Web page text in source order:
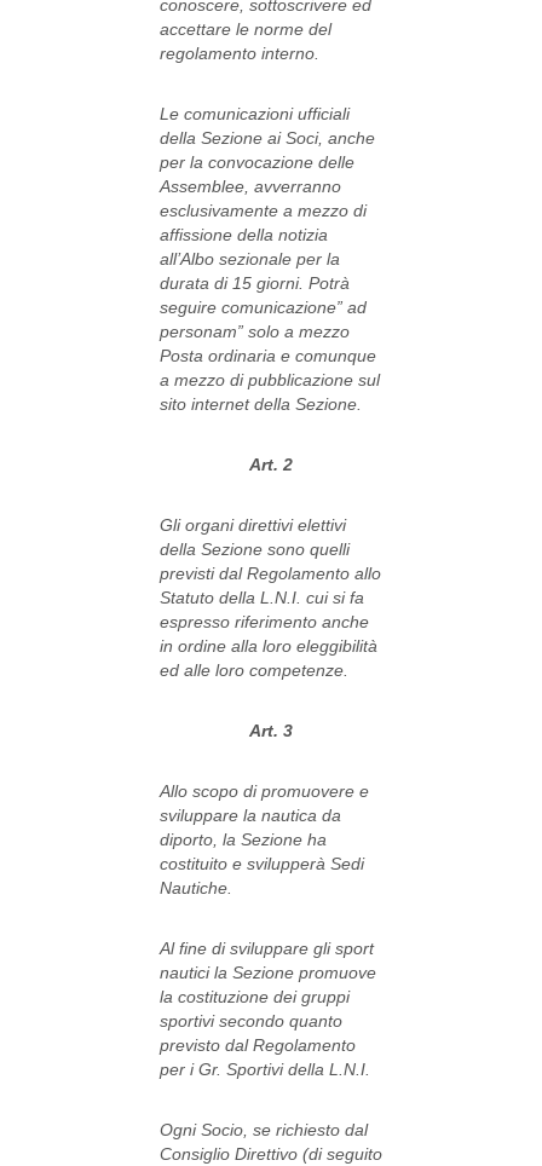
conoscere, sottoscrivere ed
accettare le norme del
regolamento interno.
Le comunicazioni ufficiali
della Sezione ai Soci, anche
per la convocazione delle
Assemblee, avverranno
esclusivamente a mezzo di
affissione della notizia
all’Albo sezionale per la
durata di 15 giorni. Potrà
seguire comunicazione” ad
personam” solo a mezzo
Posta ordinaria e comunque
a mezzo di pubblicazione sul
sito internet della Sezione.
Art. 2
Gli organi direttivi elettivi
della Sezione sono quelli
previsti dal Regolamento allo
Statuto della L.N.I. cui si fa
espresso riferimento anche
in ordine alla loro eleggibilità
ed alle loro competenze.
Art. 3
Allo scopo di promuovere e
sviluppare la nautica da
diporto, la Sezione ha
costituito e svilupperà Sedi
Nautiche.
Al fine di sviluppare gli sport
nautici la Sezione promuove
la costituzione dei gruppi
sportivi secondo quanto
previsto dal Regolamento
per i Gr. Sportivi della L.N.I.
Ogni Socio, se richiesto dal
Consiglio Direttivo (di seguito